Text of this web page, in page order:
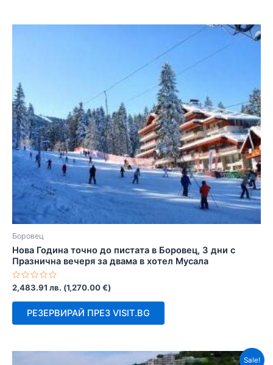
Боровец
Нова Година точно до пистата в Боровец, 3 дни с
Празнична вечеря за двама в хотел Мусала
Оценено
с
0
2,483.91 лв. (1,270.00€)
РЕЗЕРВИРАЙ ПРЕЗ VISIT.BG
Sale!